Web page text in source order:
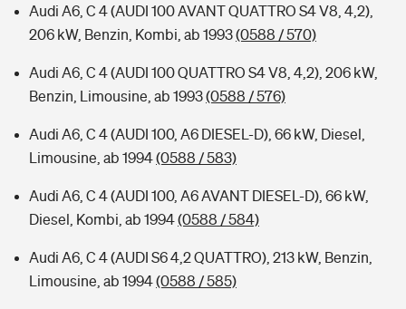
Audi A6, C 4 (AUDI 100 AVANT QUATTRO S4 V8, 4,2),
206 kW, Benzin, Kombi, ab 1993(0588 / 570)
Audi A6, C 4 (AUDI 100 QUATTRO S4 V8, 4,2), 206 kW,
Benzin, Limousine, ab 1993(0588 / 576)
Audi A6, C 4 (AUDI 100, A6 DIESEL-D), 66 kW, Diesel,
Limousine, ab 1994(0588 / 583)
Audi A6, C 4 (AUDI 100, A6 AVANT DIESEL-D), 66 kW,
Diesel, Kombi, ab 1994(0588 / 584)
Audi A6, C 4 (AUDI S6 4,2 QUATTRO), 213 kW, Benzin,
Limousine, ab 1994(0588 / 585)